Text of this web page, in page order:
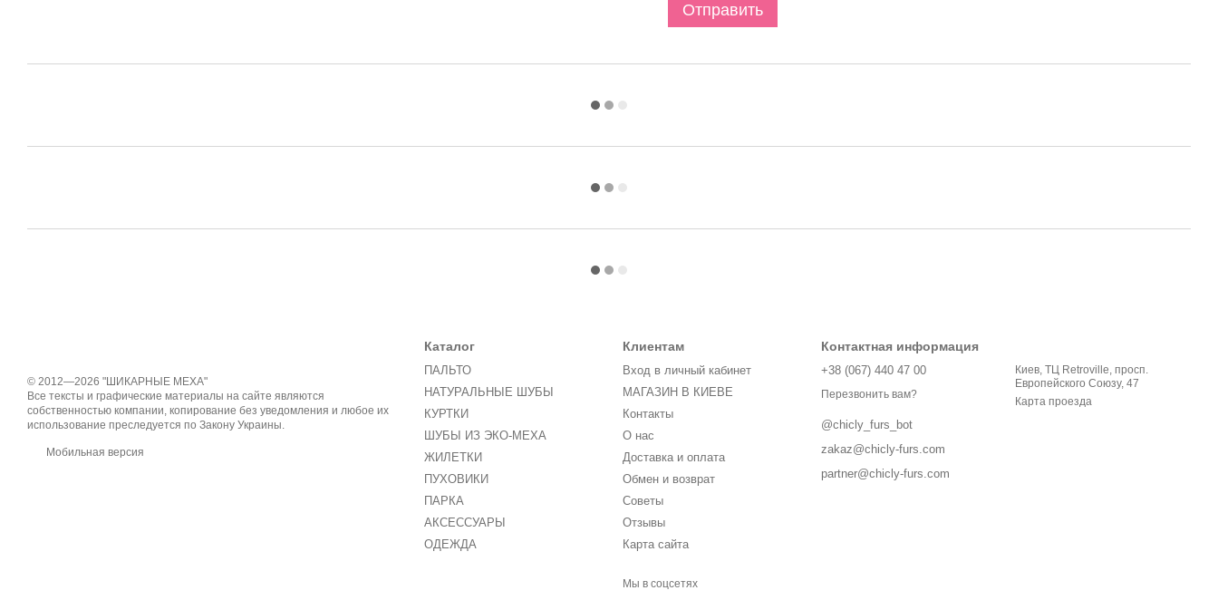
Отправить
© 2012—2026 "ШИКАРНЫЕ МЕХА"
Все тексты и графические материалы на сайте являются
собственностью компании, копирование без уведомления и любое их
использование преследуется по Закону Украины.
Мобильная версия
Каталог
ПАЛЬТО
НАТУРАЛЬНЫЕ ШУБЫ
КУРТКИ
ШУБЫ ИЗ ЭКО-МЕХА
ЖИЛЕТКИ
ПУХОВИКИ
ПАРКА
АКСЕССУАРЫ
ОДЕЖДА
Клиентам
Вход в личный кабинет
МАГАЗИН В КИЕВЕ
Контакты
О нас
Доставка и оплата
Обмен и возврат
Советы
Отзывы
Карта сайта
Мы в соцсетях
Контактная информация
+38 (067) 440 47 00
Перезвонить вам?
@chicly_furs_bot
zakaz@chicly-furs.com
partner@chicly-furs.com
Киев, ТЦ Retroville, просп.
Европейского Союзу, 47
Карта проезда